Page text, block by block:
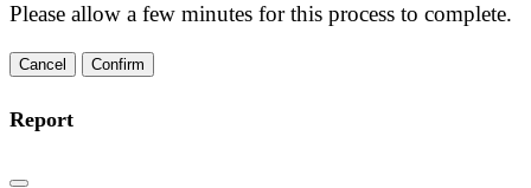
Please allow a few minutes for this process to complete.
Confirm
Report